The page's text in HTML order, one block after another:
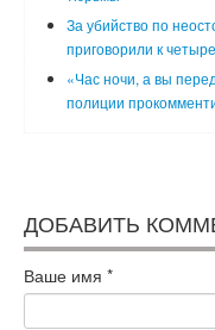
За убийство по
приговорили к
«Час ночи, а вы
полиции
ДОБАВИТЬ
Ваше имя *